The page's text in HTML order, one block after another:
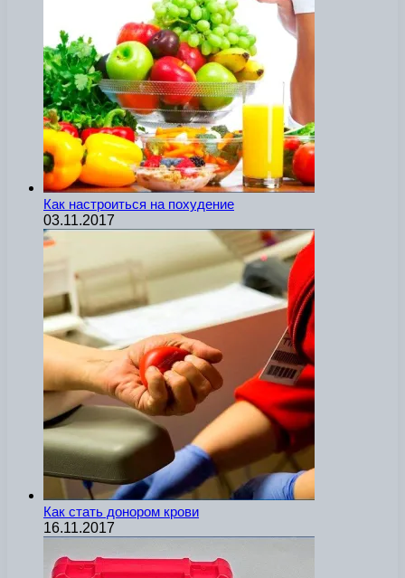
Как настроиться на похудение
03.11.2017
Как стать донором крови
16.11.2017